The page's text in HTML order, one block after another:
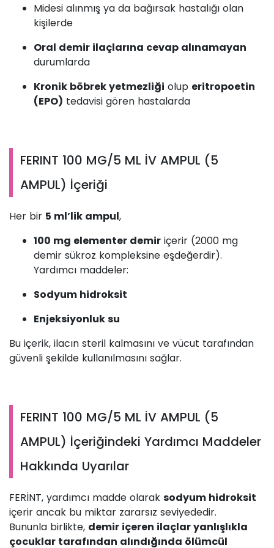
Midesi alınmış ya da bağırsak hastalığı olan
kişilerde
Oral demir ilaçlarına cevap alınamayan
durumlarda
Kronik böbrek yetmezliği olup eritropoetin
(EPO) tedavisi gören hastalarda
FERINT 100 MG/5 ML İV AMPUL (5
AMPUL) İçeriği
Her bir 5 ml’lik ampul,
100 mg elementer demir içerir (2000 mg
demir sükroz kompleksine eşdeğerdir).
Yardımcı maddeler:
Sodyum hidroksit
Enjeksiyonluk su
Bu içerik, ilacın steril kalmasını ve vücut tarafından
güvenli şekilde kullanılmasını sağlar.
FERINT 100 MG/5 ML İV AMPUL (5
AMPUL) İçeriğindeki Yardımcı Maddeler
Hakkında Uyarılar
FERİNT, yardımcı madde olarak sodyum hidroksit
içerir ancak bu miktar zararsız seviyededir.
Bununla birlikte, demir içeren ilaçlar yanlışlıkla
çocuklar tarafından alındığında ölümcül